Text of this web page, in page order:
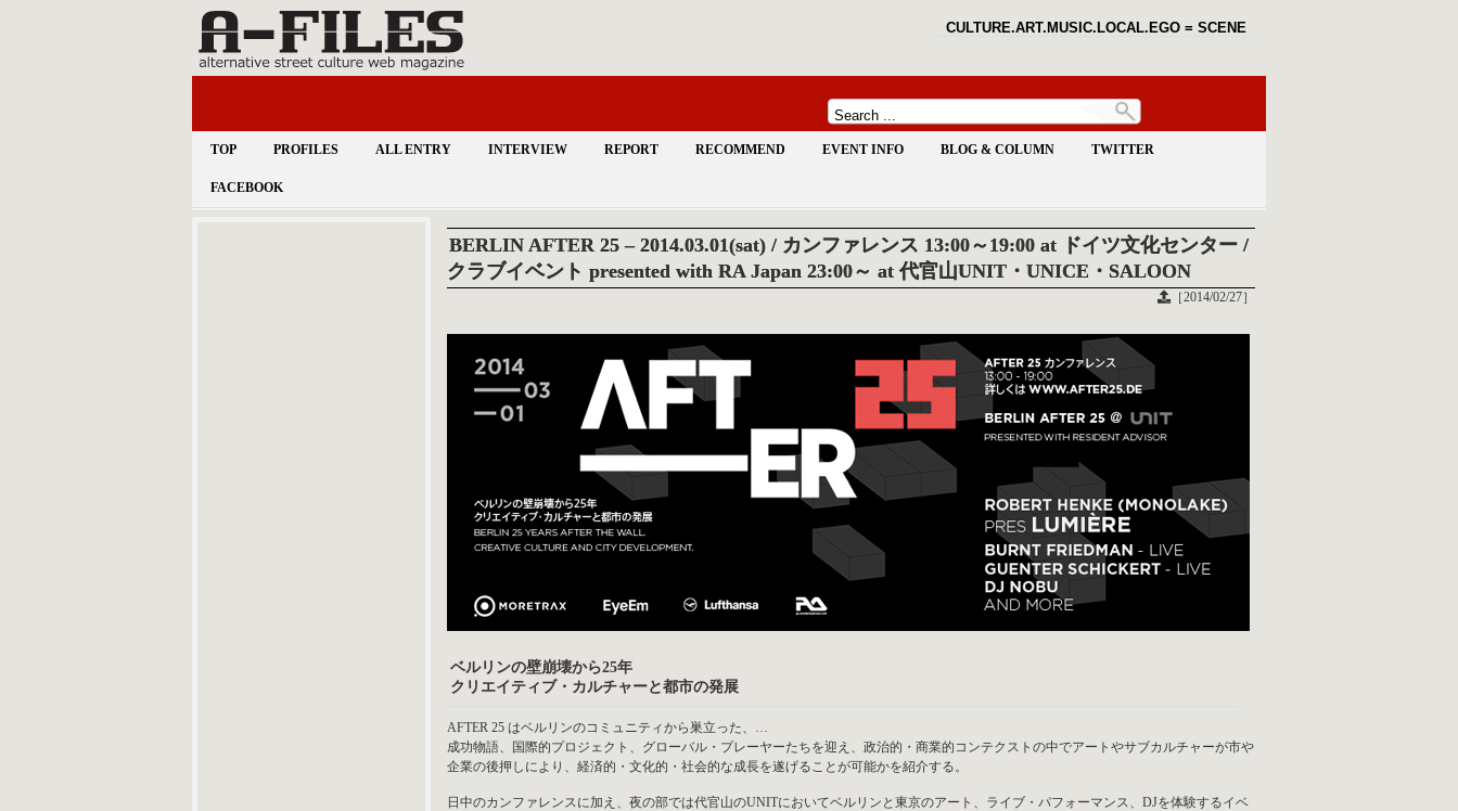
CULTURE.ART.MUSIC.LOCAL.EGO = SCENE
TOP PROFILES ALL ENTRY INTERVIEW REPORT RECOMMEND EVENT INFO BLOG & COLUMN TWITTER
FACEBOOK
BERLIN AFTER 25 – 2014.03.01(sat) / カンファレンス 13:00～19:00 at ドイツ文化センター /
クラブイベント presented with RA Japan 23:00～ at 代官山UNIT・UNICE・SALOON
［2014/02/27］
ベルリンの壁崩壊から25年
クリエイティブ・カルチャーと都市の発展
AFTER 25 はベルリンのコミュニティから巣立った、…
成功物語、国際的プロジェクト、グローバル・プレーヤーたちを迎え、政治的・商業的コンテクストの中でアートやサブカルチャーが市や
企業の後押しにより、経済的・文化的・社会的な成長を遂げることが可能かを紹介する。
日中のカンファレンスに加え、夜の部では代官山のUNITにおいてベルリンと東京のアート、ライブ・パフォーマンス、DJを体験するイベ